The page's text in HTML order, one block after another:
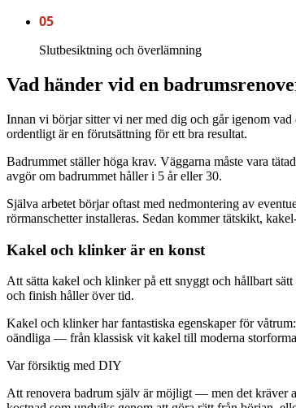
05
Slutbesiktning och överlämning
Vad händer vid en
Innan vi börjar sitter vi ner med dig och går igenom
ordentligt är en förutsättning för ett bra resultat.
Badrummet ställer höga krav. Väggarna måste vara
avgör om badrummet håller i 5 år eller 30.
Själva arbetet börjar oftast med nedmontering av
rörmanschetter installeras. Sedan kommer tätskikt,
Kakel och klinker är en konst
Att sätta kakel och klinker på ett snyggt och hållbart
och finish håller över tid.
Kakel och klinker har fantastiska egenskaper för
oändliga — från klassisk vit kakel till moderna
Var försiktig med DIY
Att renovera badrum själv är möjligt — men det kräver